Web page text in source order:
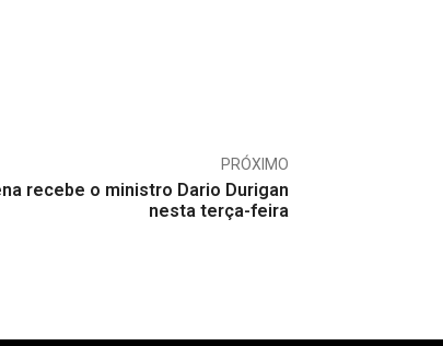
PRÓXIMO
recebe o ministro Dario Durigan
nesta terça-feira